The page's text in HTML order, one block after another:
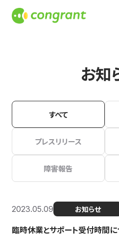
お知
すべて
プレスリリース
障害報告
2023.05.09 お知らせ
臨時休業とサポート受付時間